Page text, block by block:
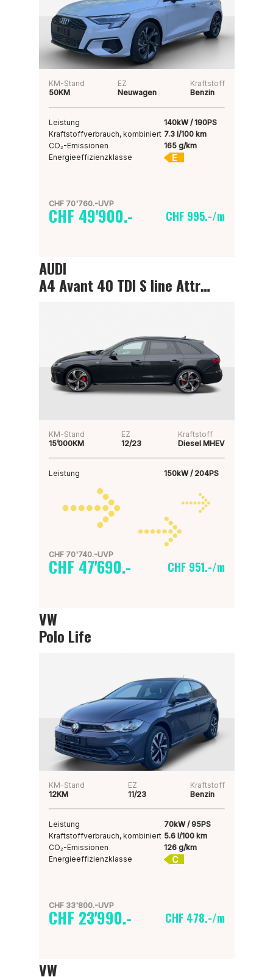
KM-Stand
50KM
EZ
Neuwagen
Kraftstoff
Benzin
Leistung
140kW / 190PS
Kraftstoffverbrauch, kombiniert 7.3 l/100 km
CO₂-Emissionen
165 g/km
Energieeffizienzklasse
E
CHF 70'760.-UVP
CHF 49'900.- CHF 995.-/m
AUDI
A4 Avant 40 TDI S line Attraction
KM-Stand
15’000KM
EZ
12/23
Kraftstoff
Diesel MHEV
Leistung 150kW / 204PS
CHF 70'740.-UVP
CHF 47'690.- CHF 951.-/m
VW
Polo Life
KM-Stand
12KM
EZ
11/23
Kraftstoff
Benzin
Leistung
70kW / 95PS
Kraftstoffverbrauch, kombiniert 5.6 l/100 km
CO₂-Emissionen
126 g/km
Energieeffizienzklasse
C
CHF 33'800.-UVP
CHF 23'990.- CHF 478.-/m
VW